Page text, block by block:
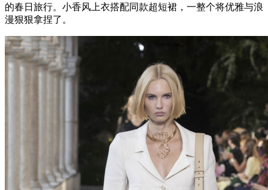
的春日旅行。小香风上衣搭配同款超短裙，一整个将优雅与浪
漫狠狠拿捏了。